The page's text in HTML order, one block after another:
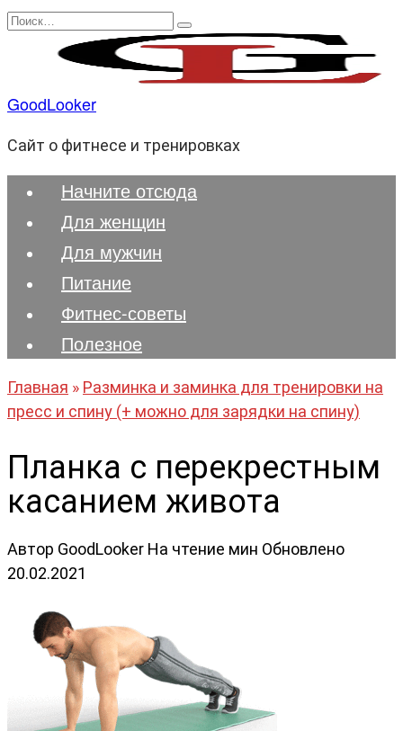
Перейти
содержанию
Search
GoodLooker
Сайт о фитнесе и тренировках
Начните отсюда
Для женщин
Для мужчин
Питание
Фитнес-советы
Полезноe
Главная » Разминка и заминка для тренировки на
пресс и спину (+ можно для зарядки на спину)
Планка с перекрестным
касанием живота
Автор GoodLooker На чтение мин Обновлено
20.02.2021